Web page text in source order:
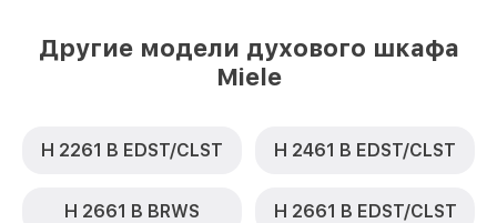
Другие модели духового шкафа
Miele
H 2261 B EDST/CLST H 2461 B EDST/CLST
H 2661 B BRWS H 2661 B EDST/CLST